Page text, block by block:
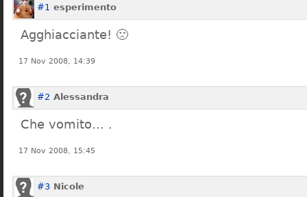
#1 esperimento
Agghiacciante! 🙁
17 Nov 2008, 14:39
#2 Alessandra
Che vomito… .
17 Nov 2008, 15:45
#3 Nicole